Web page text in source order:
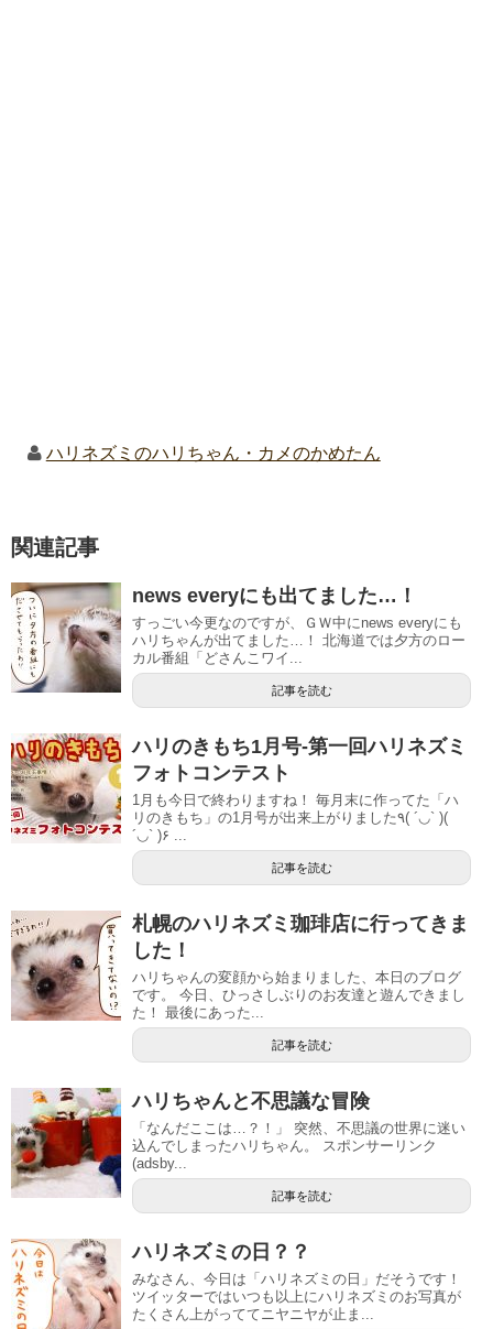
ハリネズミのハリちゃん・カメのかめたん
関連記事
news everyにも出てました…！
すっごい今更なのですが、ＧＷ中にnews everyにも
ハリちゃんが出てました…！ 北海道では夕方のロー
カル番組「どさんこワイ...
記事を読む
ハリのきもち1月号-第一回ハリネズミ
フォトコンテスト
1月も今日で終わりますね！ 毎月末に作ってた「ハ
リのきもち」の1月号が出来上がりました٩( ´◡` )(
´◡` )۶ ...
記事を読む
札幌のハリネズミ珈琲店に行ってきま
した！
ハリちゃんの変顔から始まりました、本日のブログ
です。 今日、ひっさしぶりのお友達と遊んできまし
た！ 最後にあった...
記事を読む
ハリちゃんと不思議な冒険
「なんだここは…？！」 突然、不思議の世界に迷い
込んでしまったハリちゃん。 スポンサーリンク
(adsby...
記事を読む
ハリネズミの日？？
みなさん、今日は「ハリネズミの日」だそうです！
ツイッターではいつも以上にハリネズミのお写真が
たくさん上がっててニヤニヤが止ま...